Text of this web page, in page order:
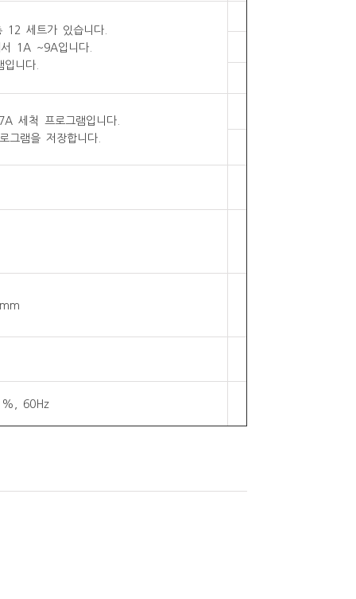
12 세트가 있습니다.
1A ~9A입니다.
니다.
세척 프로그램입니다.
그램을 저장합니다.
60Hz